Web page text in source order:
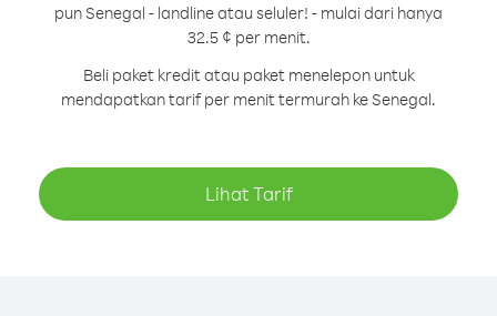
pun Senegal - landline atau seluler! - mulai dari hanya
32.5 ¢ per menit.
Beli paket kredit atau paket menelepon untuk
mendapatkan tarif per menit termurah ke Senegal.
Lihat Tarif